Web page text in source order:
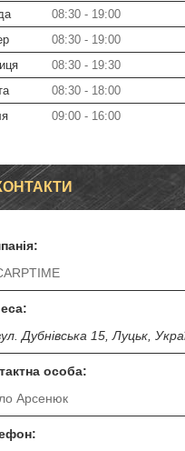
08:30
19:00
08:30
19:00
08:30
19:30
08:30
18:00
09:00 16:00
Дубнівська 15, Луцьк,
Арсенюк